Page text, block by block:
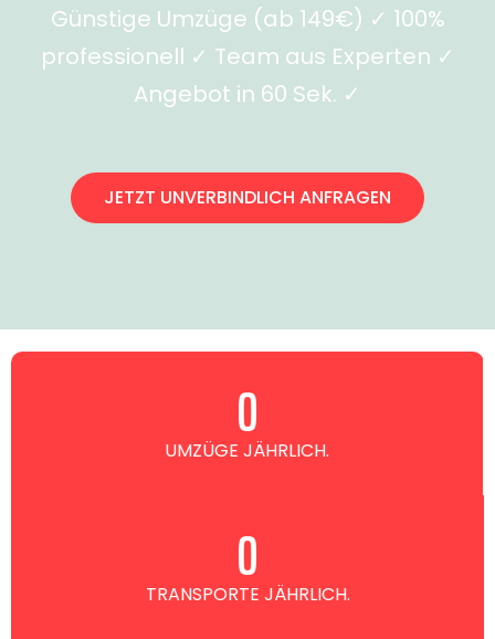
Günstige Umzüge (ab 149€) ✓ 100%
professionell ✓ Team aus Experten ✓
Angebot in 60 Sek. ✓
JETZT UNVERBINDLICH ANFRAGEN
UMZÜGE JÄHRLICH.
0
TRANSPORTE JÄHRLICH.
0